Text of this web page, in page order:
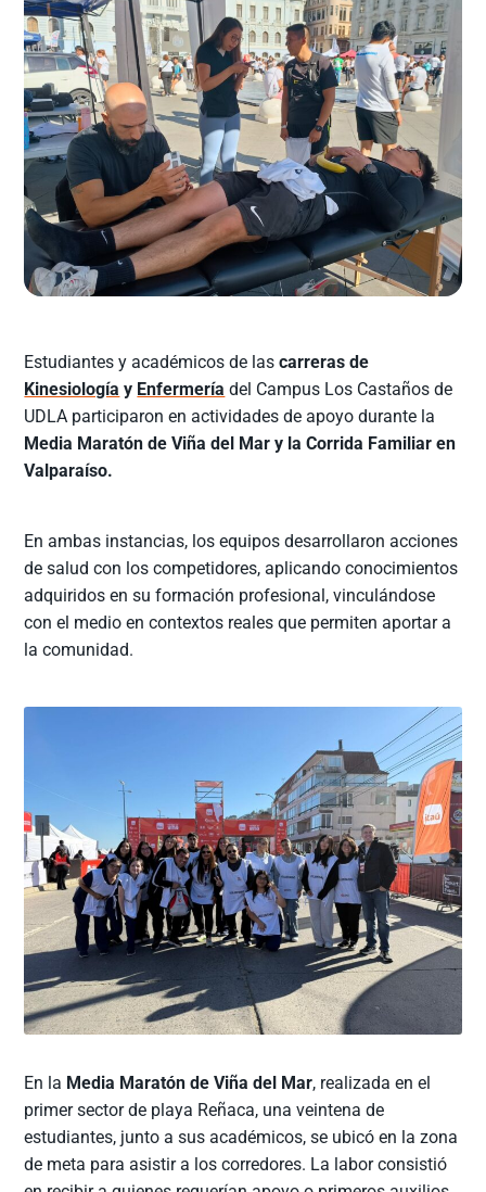
Estudiantes y académicos de lascarreras de
Kinesiología y Enfermería del Campus Los Castaños de
UDLA participaron en actividades de apoyo durante la
Media Maratón de Viña del Mar y la Corrida Familiar en
Valparaíso.
En ambas instancias, los equipos desarrollaron acciones
de salud con los competidores, aplicando conocimientos
adquiridos en su formación profesional, vinculándose
con el medio en contextos reales que permiten aportar a
la comunidad.
En la Media Maratón de Viña del Mar, realizada en el
primer sector de playa Reñaca, una veintena de
estudiantes, junto a sus académicos, se ubicó en la zona
de meta para asistir a los corredores. La labor consistió